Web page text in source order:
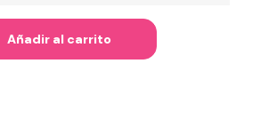
Añadir al carrito